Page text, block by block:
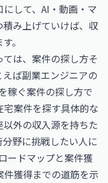
して、AI・動画・マ
み上げていけば、収
。
は、案件の探し方そ
えば副業エンジニアの
稼ぐ案件の探し方で
案件を探す具体的な
外の収入源を持ちた
野に挑戦したい人に
ードマップと案件獲
獲得までの道筋を示